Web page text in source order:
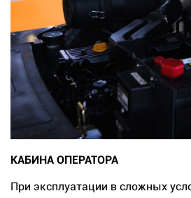
КАБИНА ОПЕРАТОРА
При эксплуатации в сложных